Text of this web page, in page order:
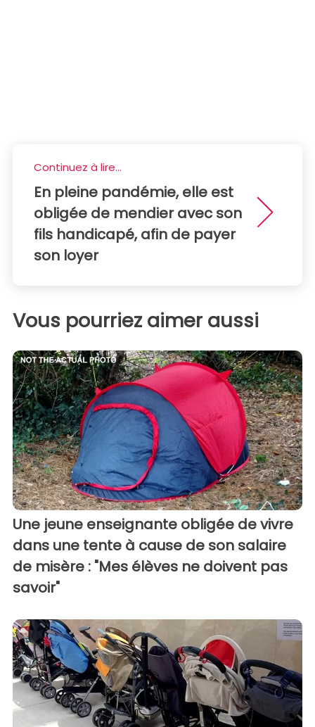
Continuez à lire...
En pleine pandémie, elle est
obligée de mendier avec son
fils handicapé, afin de payer
son loyer
Vous pourriez aimer aussi
Une jeune enseignante obligée de vivre
dans une tente à cause de son salaire
de misère : "Mes élèves ne doivent pas
savoir"